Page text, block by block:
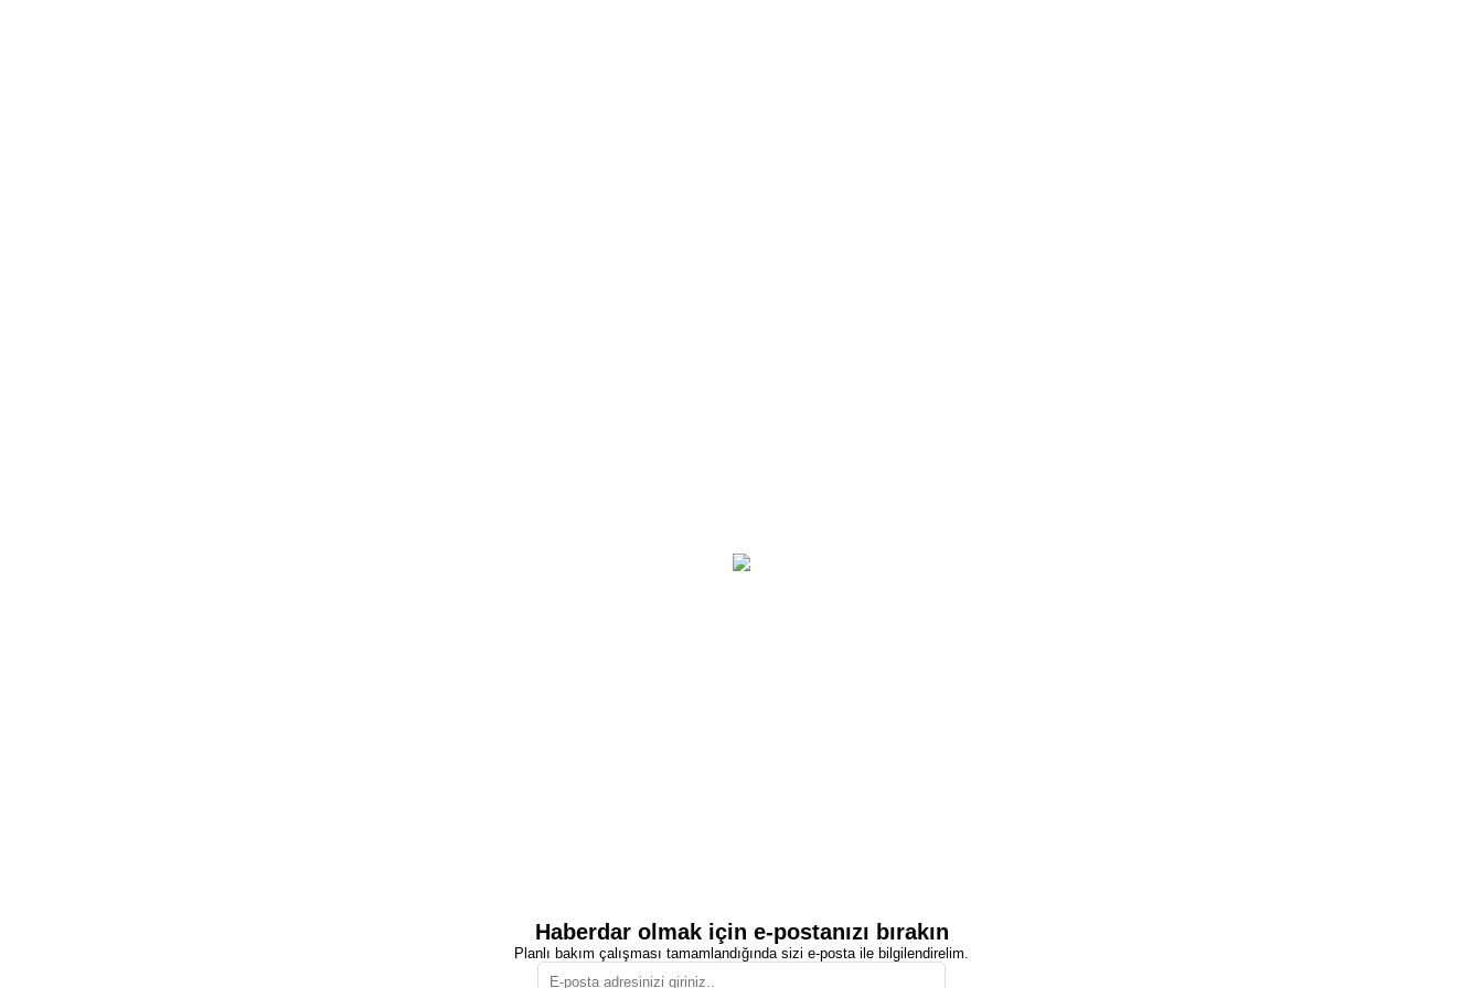
Haberdar olmak için e-postanızı bırakın
Planlı bakım çalışması tamamlandığında sizi e-posta ile bilgilendirelim.